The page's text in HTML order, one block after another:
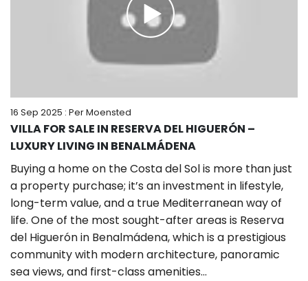
16 Sep 2025 : Per Moensted
VILLA FOR SALE IN RESERVA DEL HIGUERÓN –
LUXURY LIVING IN BENALMÁDENA
Buying a home on the Costa del Sol is more than just
a property purchase; it’s an investment in lifestyle,
long-term value, and a true Mediterranean way of
life. One of the most sought-after areas is Reserva
del Higuerón in Benalmádena, which is a prestigious
community with modern architecture, panoramic
sea views, and first-class amenities...